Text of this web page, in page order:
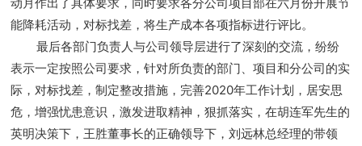
能降耗活动，对标找差，将生产成本各项指标进行评比。
最后各部门负责人与公司领导层进行了深刻的交流，纷纷
表示一定按照公司要求，针对所负责的部门、项目和分公司的实
际，对标找差，制定整改措施，完善2020年工作计划，居安思
危，增强忧患意识，激发进取精神，狠抓落实，在胡连军先生的
英明决策下，王胜董事长的正确领导下，刘远林总经理的带领